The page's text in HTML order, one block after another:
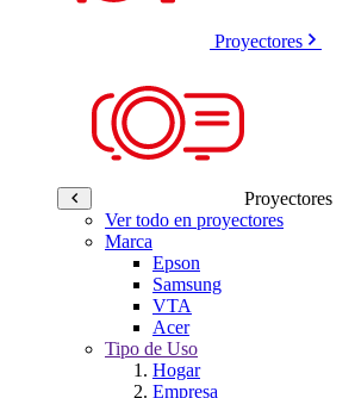
Proyectores
Proyectores
Ver todo en proyectores
Marca
Epson
Samsung
VTA
Acer
Tipo de Uso
Hogar
Empresa